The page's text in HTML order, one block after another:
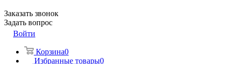
Заказать звонок
Задать вопрос
Войти
Корзина0
Избранные товары0